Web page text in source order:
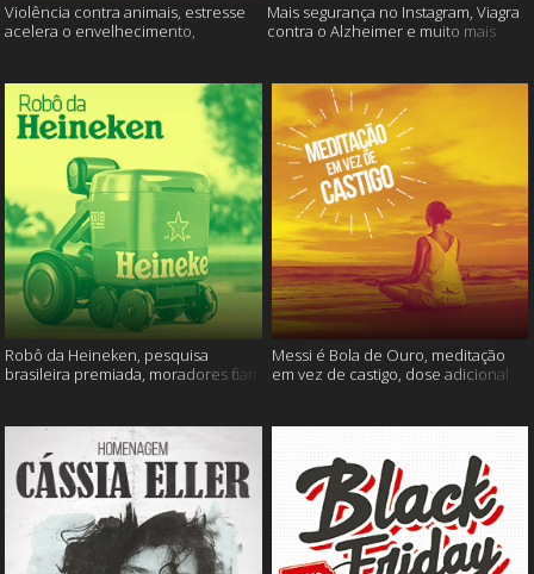
Violência contra animais, estresse
acelera o envelhecimento,
Mais segurança no Instagram, Viagra
contra o Alzheimer e muito mais
Robô da Heineken, pesquisa
brasileira premiada, moradores ficam
Messi é Bola de Ouro, meditação
em vez de castigo, dose adicional